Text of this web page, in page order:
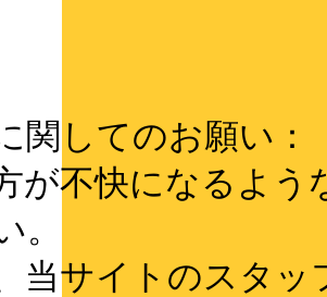
関してのお願い：
が不快になるよう
。
サイトのスタッ